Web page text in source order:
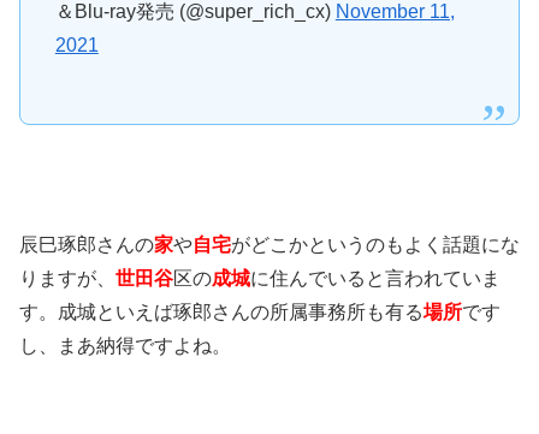
＆Blu-ray発売 (@super_rich_cx) November 11,
2021
辰巳琢郎さんの家や自宅がどこかというのもよく話題にな
りますが、 世田谷区の成城に住んでいると言われていま
す。成城といえば琢郎さんの所属事務所も有る場所です
し、まあ納得ですよね。